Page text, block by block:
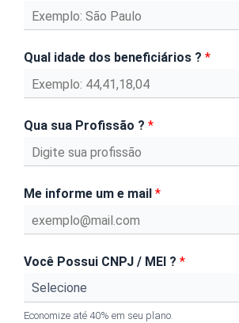
Qual idade dos beneficiários ? *
Qua sua Profissão ? *
Me informe um e mail *
Você Possui CNPJ / MEI ? *
Economize até 40% em seu plano.